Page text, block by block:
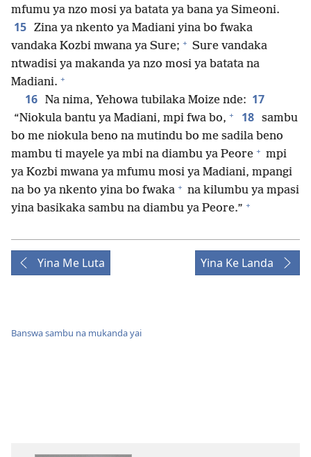
mfumu ya nzo mosi ya batata ya bana ya Simeoni.
15 Zina ya nkento ya Madiani yina bo fwaka
vandaka Kozbi mwana ya Sure; + Sure vandaka
ntwadisi ya makanda ya nzo mosi ya batata na
Madiani. +
16 Na nima, Yehowa tubilaka Moize nde: 17
“Niokula bantu ya Madiani, mpi fwa bo, + 18 sambu
bo me niokula beno na mutindu bo me sadila beno
mambu ti mayele ya mbi na diambu ya Peore + mpi
ya Kozbi mwana ya mfumu mosi ya Madiani, mpangi
na bo ya nkento yina bo fwaka + na kilumbu ya mpasi
yina basikaka sambu na diambu ya Peore.” +
Yina Me Luta Yina Ke Landa
Banswa sambu na mukanda yai